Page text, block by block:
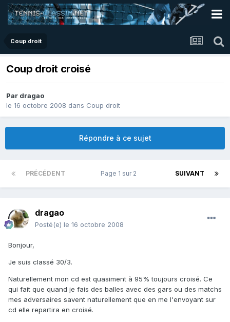
Coup droit
Coup droit croisé
Par dragao
le 16 octobre 2008 dans Coup droit
Répondre à ce sujet
PRÉCÉDENT SUIVANT
Page 1 sur 2
dragao
Posté(e) le 16 octobre 2008
Bonjour,
Je suis classé 30/3.
Naturellement mon cd est quasiment à 95% toujours croisé. Ce
qui fait que quand je fais des balles avec des gars ou des matchs
mes adversaires savent naturellement que en me l'envoyant sur
cd elle repartira en croisé.